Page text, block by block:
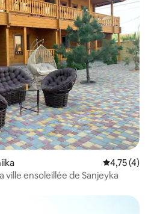
Évaluation
4,75 (4)
ville ensoleillée de Sanjeyka